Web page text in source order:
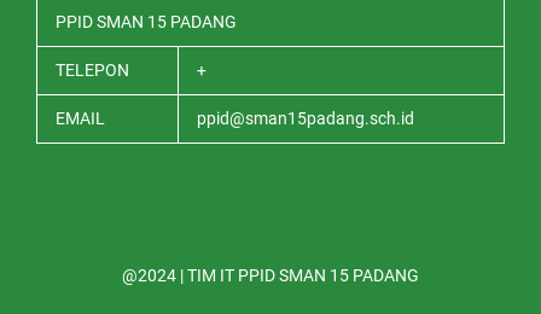
PPID SMAN 15 PADANG
TELEPON +
EMAIL ppid@sman15padang.sch.id
@2024 | TIM IT PPID SMAN 15 PADANG